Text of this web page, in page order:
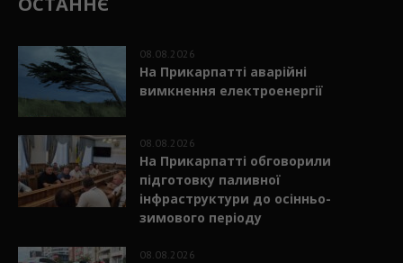
08.08.2026
На Прикарпатті аварійні
вимкнення електроенергії
08.08.2026
На Прикарпатті обговорили
підготовку паливної
інфраструктури до осінньо-
зимового періоду
08.08.2026